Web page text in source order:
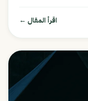
اقرأ المقال ←